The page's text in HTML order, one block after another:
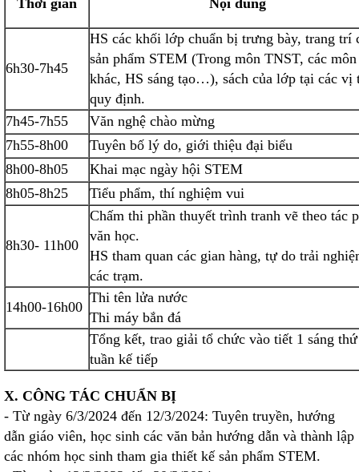
Thời gian Nội dung
6h30-7h45
HS các khối lớp chuẩn bị trưng bày, trang trí
sản phẩm STEM (Trong môn TNST, các
khác, HS sáng tạo…), sách của lớp tại các vị
quy định.
7h45-7h55
Văn nghệ chào mừng
7h55-8h00
Tuyên bố lý do, giới thiệu đại biểu
8h00-8h05
Khai mạc ngày hội STEM
8h05-8h25
Tiểu phẩm, thí nghiệm vui
8h30- 11h00
Chấm thi phần thuyết trình tranh vẽ theo tác
văn học.
HS tham quan các gian hàng, tự do trải
các trạm.
14h00-16h00
Thi tên lửa nước
Thi máy bắn đá
Tổng kết, trao giải tổ chức vào tiết 1 sáng
tuần kế tiếp
X. CÔNG TÁC CHUẨN BỊ
- Từ ngày 6/3/2024 đến 12/3/2024: Tuyên truyền, hướng
dẫn giáo viên, học sinh các văn bản hướng dẫn và thành lập
các nhóm học sinh tham gia thiết kế sản phẩm STEM.